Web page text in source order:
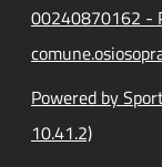
00240870162 -
Powered by
10.41.2)